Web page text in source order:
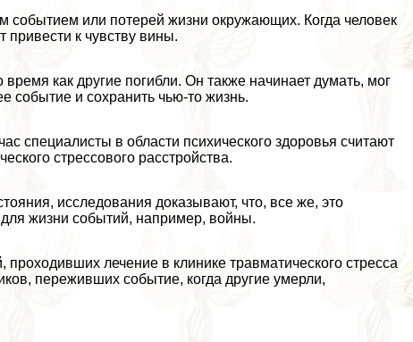
событием или потерей жизни окружающих. Когда человек
привести к чувству вины.
как другие погибли. Он также начинает думать, мог
событие и сохранить чью-то жизнь.
специалисты в области психического здоровья считают
стрессового расстройства.
исследования доказывают, что, все же, это
жизни событий, например, войны.
лечение в клинике травматического стресса
переживших событие, когда другие умерли,